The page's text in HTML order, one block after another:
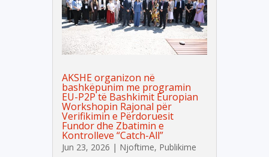
AKSHE organizon në
bashkëpunim me programin
EU-P2P të Bashkimit Europian
Workshopin Rajonal për
Verifikimin e Përdoruesit
Fundor dhe Zbatimin e
Kontrolleve “Catch-All”
Jun 23, 2026 | Njoftime, Publikime